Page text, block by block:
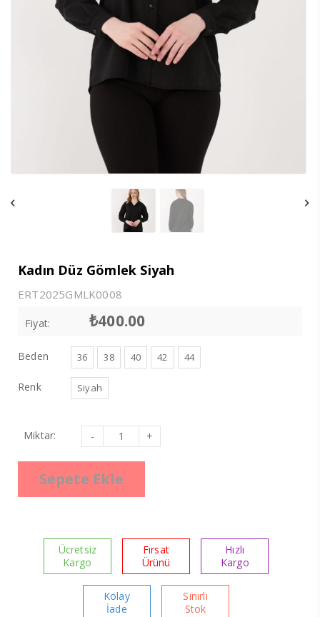
Kadın Düz Gömlek Siyah
ERT2025GMLK0008
Fiyat: ₺400.00
Beden 36 38 40 42 44
Renk Siyah
Miktar: Kadın
Gömlek
Siyah
Sepete Ekle
Ücretsiz
Kargo
Fırsat
Ürünü
Hızlı
Kargo
Kolay
İade
Sınırlı
Stok